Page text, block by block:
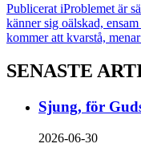
Publicerat iProblemet är
känner sig oälskad,
kommer att kvarstå,
SENASTE
Sjung, för
2026-06-30